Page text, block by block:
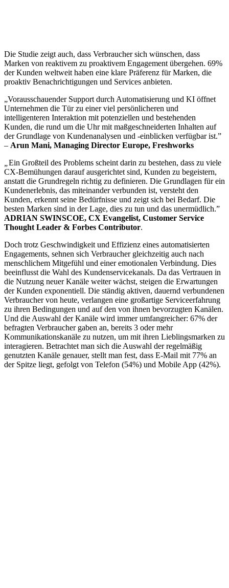
Die Studie zeigt auch, dass Verbraucher sich wünschen, dass
Marken von reaktivem zu proaktivem Engagement übergehen. 69%
der Kunden weltweit haben eine klare Präferenz für Marken, die
proaktiv Benachrichtigungen und Services anbieten.
„Vorausschauender Support durch Automatisierung und KI öffnet
Unternehmen die Tür zu einer viel persönlicheren und
intelligenteren Interaktion mit potenziellen und bestehenden
Kunden, die rund um die Uhr mit maßgeschneiderten Inhalten auf
der Grundlage von Kundenanalysen und -einblicken verfügbar ist.”
– Arun Mani, Managing Director Europe, Freshworks
Ein Großteil des Problems scheint darin zu bestehen, dass zu viele
CX-Bemühungen darauf ausgerichtet sind, Kunden zu begeistern,
anstatt die Grundregeln richtig zu definieren. Die Grundlagen für ein
Kundenerlebnis, das miteinander verbunden ist, versteht den
Kunden, erkennt seine Bedürfnisse und zeigt sich bei Bedarf. Die
besten Marken sind in der Lage, dies zu tun und das unermüdlich.”
ADRIAN SWINSCOE, CX Evangelist, Customer Service
Thought Leader & Forbes Contributor.
Doch trotz Geschwindigkeit und Effizienz eines automatisierten
Engagements, sehnen sich Verbraucher gleichzeitig auch nach
menschlichem Mitgefühl und einer emotionalen Verbindung. Dies
beeinflusst die Wahl des Kundenservicekanals. Da das Vertrauen in
die Nutzung neuer Kanäle weiter wächst, steigen die Erwartungen
der Kunden exponentiell. Die ständig aktiven, dauernd verbundenen
Verbraucher von heute, verlangen eine großartige Serviceerfahrung
zu ihren Bedingungen und auf den von ihnen bevorzugten Kanälen.
Und die Auswahl der Kanäle wird immer umfangreicher: 67% der
befragten Verbraucher gaben an, bereits 3 oder mehr
Kommunikationskanäle zu nutzen, um mit ihren Lieblingsmarken zu
interagieren. Betrachtet man sich die Auswahl der regelmäßig
genutzten Kanäle genauer, stellt man fest, dass E-Mail mit 77% an
der Spitze liegt, gefolgt von Telefon (54%) und Mobile App (42%).